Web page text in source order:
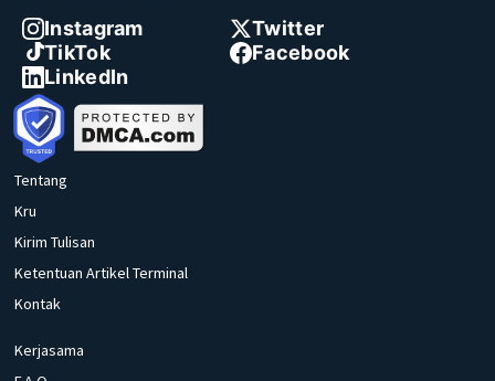
Instagram
Twitter
TikTok
Facebook
LinkedIn
Tentang
Kru
Kirim Tulisan
Ketentuan Artikel Terminal
Kontak
Kerjasama